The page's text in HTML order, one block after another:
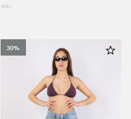
SM L
30%